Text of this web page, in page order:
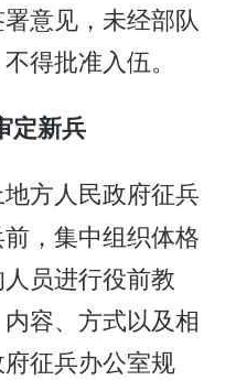
意见，未经部队
得批准入伍。
新兵
方人民政府征兵
，集中组织体格
员进行役前教
容、方式以及相
征兵办公室规